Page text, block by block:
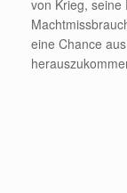
von Krieg, seine
eine Chance